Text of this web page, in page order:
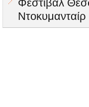
Φεστιβάλ